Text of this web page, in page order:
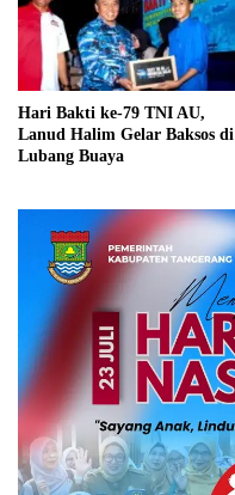
Hari Bakti ke-79 TNI AU,
Lanud Halim Gelar Baksos di
Lubang Buaya